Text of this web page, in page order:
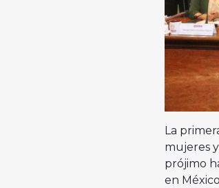
La
mujeres
prójimo
en